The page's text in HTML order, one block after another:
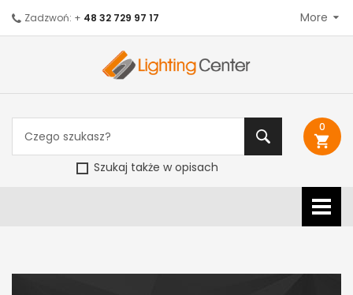
Szukaj także w opisach
0
shopping_cart
Zadzwoń: + 48 32 729 97 17 More